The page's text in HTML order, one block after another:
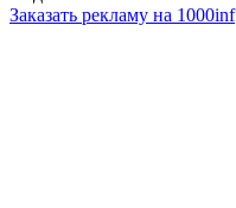
Заказать рекламу на 1000inf